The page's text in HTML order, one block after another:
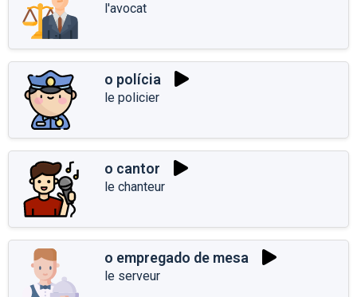
l'avocat
o polícia
le policier
o cantor
le chanteur
o empregado de mesa
le serveur